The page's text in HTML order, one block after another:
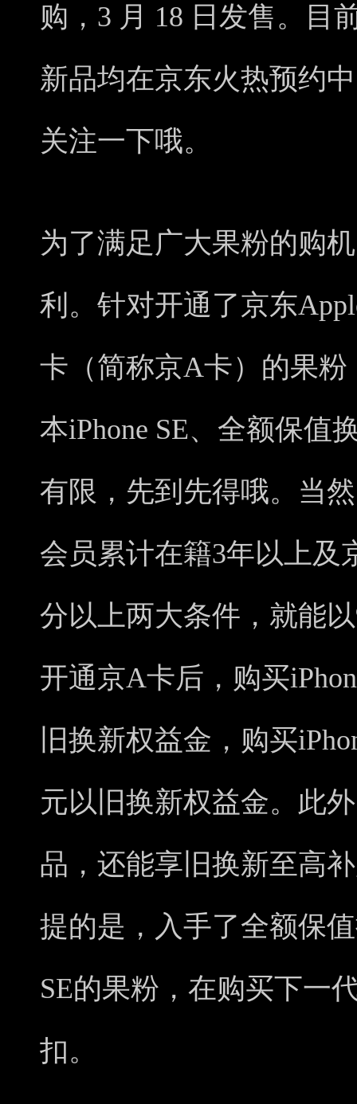
购，3 月 18 日发售。目
新品均在京东火热预约
关注一下哦。
为了满足广大果粉的购
利。针对开通了京东
卡（简称京A卡）的果
本iPhone SE、全额保值
有限，先到先得哦。当
会员累计在籍3年以上及
分以上两大条件，就能
开通京A卡后，购买
旧换新权益金，购买
元以旧换新权益金。此
品，还能享旧换新至高
提的是，入手了全额保
SE的果粉，在购买下一
扣。